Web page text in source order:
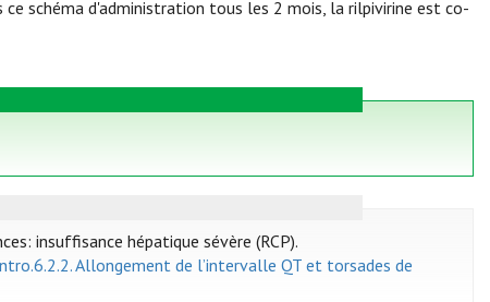
schéma d'administration tous les 2 mois, la rilpivirine est co-
insuffisance hépatique sévère (RCP).
Allongement de l’intervalle QT et torsades de